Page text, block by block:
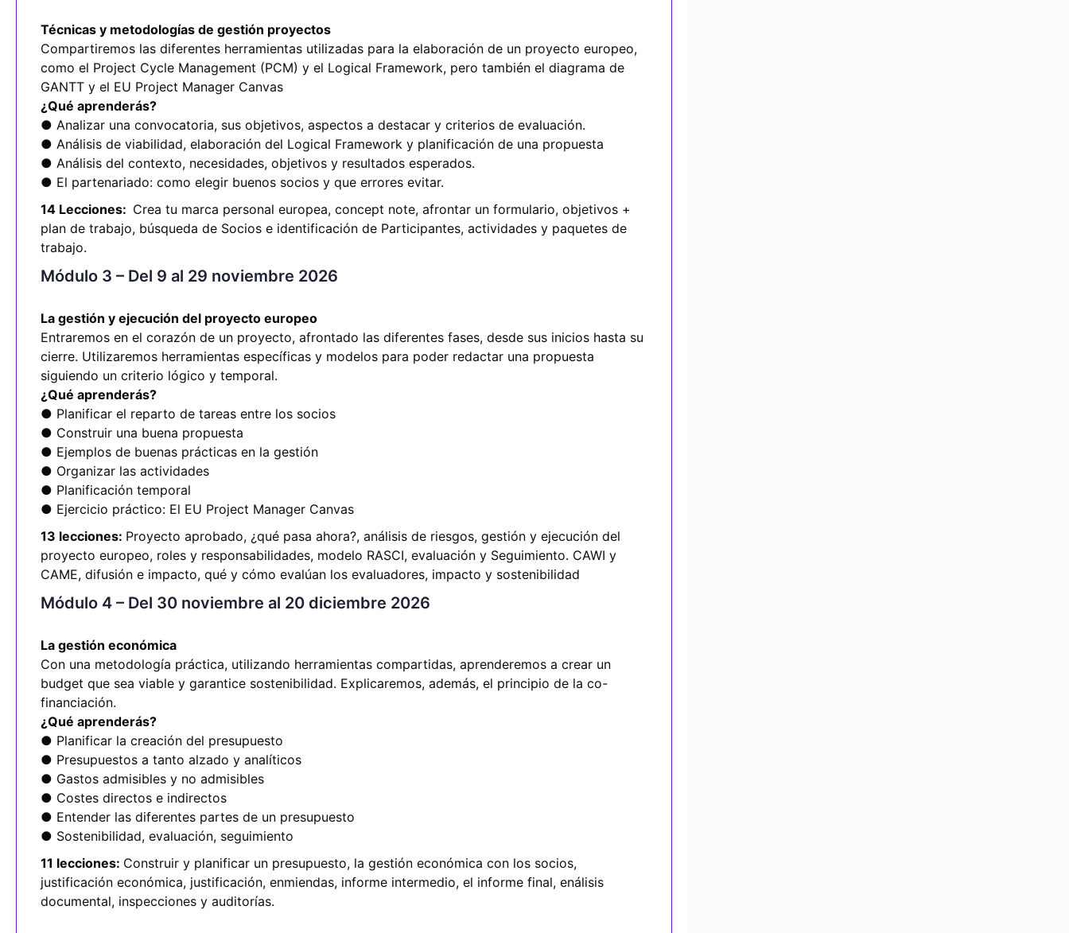
Técnicas y metodologías de gestión proyectos
Compartiremos las diferentes herramientas utilizadas para la elaboración de un proyecto europeo,
como el Project Cycle Management (PCM) y el Logical Framework, pero también el diagrama de
GANTT y el EU Project Manager Canvas
¿Qué aprenderás?
● Analizar una convocatoria, sus objetivos, aspectos a destacar y criterios de evaluación.
● Análisis de viabilidad, elaboración del Logical Framework y planificación de una propuesta
● Análisis del contexto, necesidades, objetivos y resultados esperados.
● El partenariado: como elegir buenos socios y que errores evitar.
14 Lecciones: Crea tu marca personal europea, concept note, afrontar un formulario, objetivos +
plan de trabajo, búsqueda de Socios e identificación de Participantes, actividades y paquetes de
trabajo.
Módulo 3 – Del 9 al 29 noviembre 2026
La gestión y ejecución del proyecto europeo
Entraremos en el corazón de un proyecto, afrontado las diferentes fases, desde sus inicios hasta su
cierre. Utilizaremos herramientas específicas y modelos para poder redactar una propuesta
siguiendo un criterio lógico y temporal.
¿Qué aprenderás?
● Planificar el reparto de tareas entre los socios
● Construir una buena propuesta
● Ejemplos de buenas prácticas en la gestión
● Organizar las actividades
● Planificación temporal
● Ejercicio práctico: El EU Project Manager Canvas
13 lecciones: Proyecto aprobado, ¿qué pasa ahora?, análisis de riesgos, gestión y ejecución del
proyecto europeo, roles y responsabilidades, modelo RASCI, evaluación y Seguimiento. CAWI y
CAME, difusión e impacto, qué y cómo evalúan los evaluadores, impacto y sostenibilidad
Módulo 4 – Del 30 noviembre al 20 diciembre 2026
La gestión económica
Con una metodología práctica, utilizando herramientas compartidas, aprenderemos a crear un
budget que sea viable y garantice sostenibilidad. Explicaremos, además, el principio de la co-
financiación.
¿Qué aprenderás?
● Planificar la creación del presupuesto
● Presupuestos a tanto alzado y analíticos
● Gastos admisibles y no admisibles
● Costes directos e indirectos
● Entender las diferentes partes de un presupuesto
● Sostenibilidad, evaluación, seguimiento
11 lecciones: Construir y planificar un presupuesto, la gestión económica con los socios,
justificación económica, justificación, enmiendas, informe intermedio, el informe final, enálisis
documental, inspecciones y auditorías.